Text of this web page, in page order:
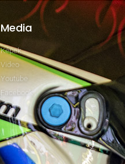
Media
Képek
Video
Youtube
Facebook